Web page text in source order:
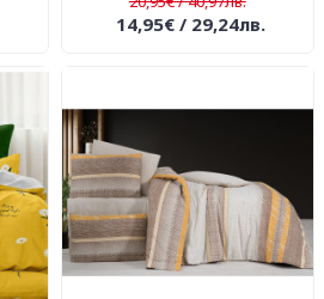
14,95€ / 29,24лв.